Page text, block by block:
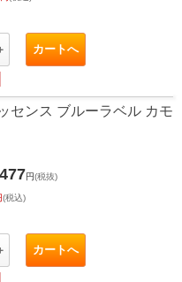
カートへ
センス ブルーラベル カモ
477円(税抜)
(税込)
カートへ